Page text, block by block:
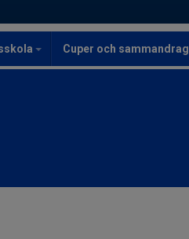
Cuper och sammandrag